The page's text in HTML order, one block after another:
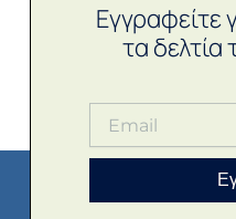
Εγγραφείτε
τα δελτία